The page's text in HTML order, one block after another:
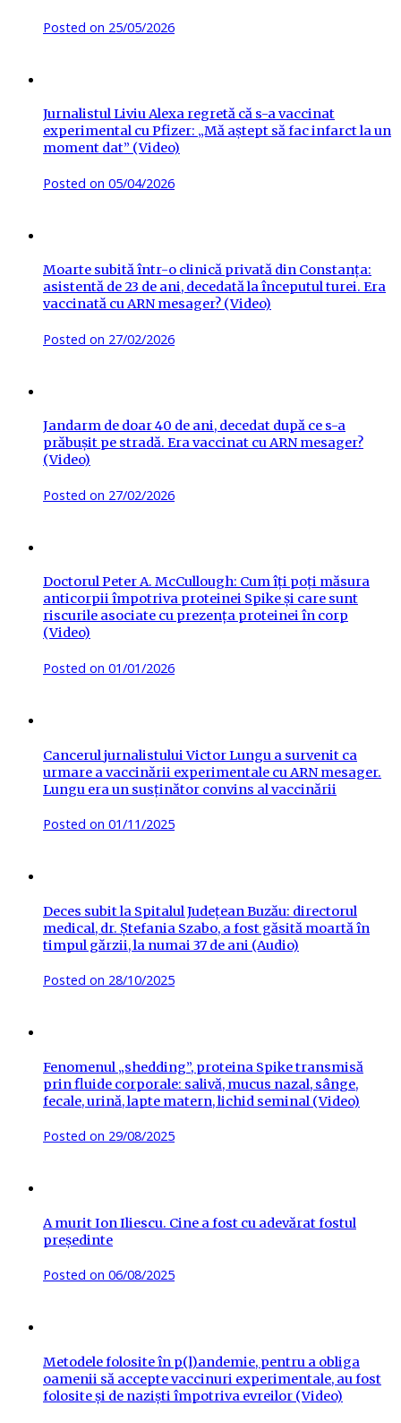
Posted on 25/05/2026
Jurnalistul Liviu Alexa regretă că s-a vaccinat
experimental cu Pfizer: „Mă aștept să fac infarct la un
moment dat” (Video)
Posted on 05/04/2026
Moarte subită într-o clinică privată din Constanța:
asistentă de 23 de ani, decedată la începutul turei. Era
vaccinată cu ARN mesager? (Video)
Posted on 27/02/2026
Jandarm de doar 40 de ani, decedat după ce s-a
prăbușit pe stradă. Era vaccinat cu ARN mesager?
(Video)
Posted on 27/02/2026
Doctorul Peter A. McCullough: Cum îți poți măsura
anticorpii împotriva proteinei Spike și care sunt
riscurile asociate cu prezența proteinei în corp
(Video)
Posted on 01/01/2026
Cancerul jurnalistului Victor Lungu a survenit ca
urmare a vaccinării experimentale cu ARN mesager.
Lungu era un susținător convins al vaccinării
Posted on 01/11/2025
Deces subit la Spitalul Județean Buzău: directorul
medical, dr. Ștefania Szabo, a fost găsită moartă în
timpul gărzii, la numai 37 de ani (Audio)
Posted on 28/10/2025
Fenomenul „shedding”, proteina Spike transmisă
prin fluide corporale: salivă, mucus nazal, sânge,
fecale, urină, lapte matern, lichid seminal (Video)
Posted on 29/08/2025
A murit Ion Iliescu. Cine a fost cu adevărat fostul
președinte
Posted on 06/08/2025
Metodele folosite în p(l)andemie, pentru a obliga
oamenii să accepte vaccinuri experimentale, au fost
folosite și de naziști împotriva evreilor (Video)